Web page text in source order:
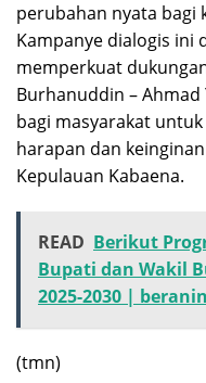
perubahan nyata bagi
Kampanye dialogis ini
memperkuat
Burhanuddin –
bagi masyarakat
harapan dan
Kepulauan Kabaena.
READ Berikut
Bupati dan Wakil
2025-2030 |
(tmn)